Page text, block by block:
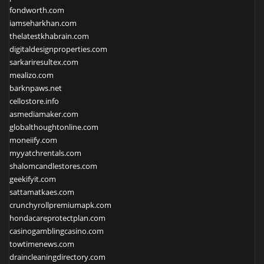
fondworth.com
iamseharkhan.com
thelatestkhabrain.com
digitaldesignproperties.com
sarkariresultex.com
mealizo.com
barknpaws.net
cellostore.info
asmediamaker.com
globalthoughtonline.com
moneiify.com
myyatchrentals.com
shalomcandlestores.com
geekifyit.com
sattamatkaes.com
crunchyrollpremiumapk.com
hondacareprotectplan.com
casinogamblingcasino.com
towtimenews.com
draincleaningdirectory.com